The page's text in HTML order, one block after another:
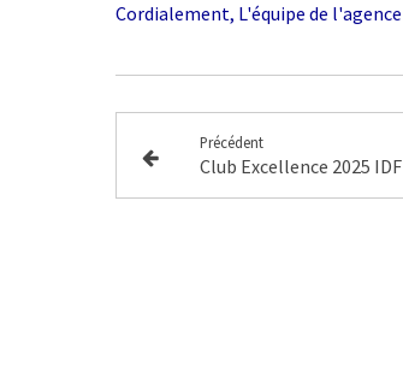
Cordialement, L'équipe de l'agence
Précédent
Club Excellence 2025 IDF